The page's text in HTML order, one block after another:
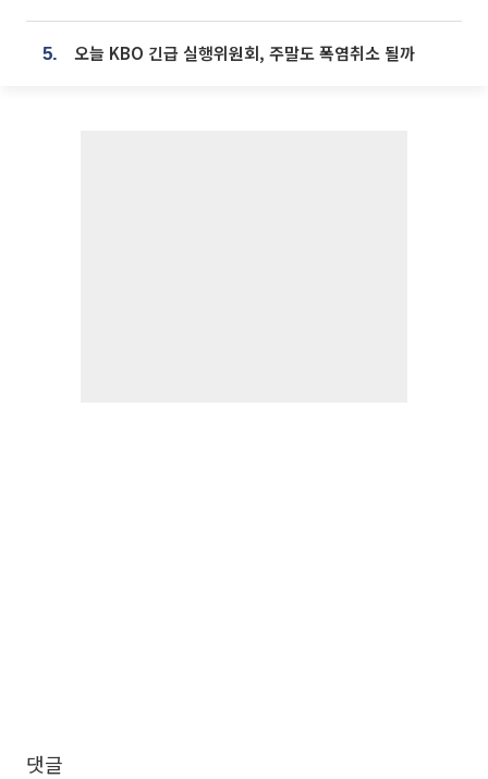
5. 오늘 KBO 긴급 실행위원회, 주말도 폭염취소 될까
댓글